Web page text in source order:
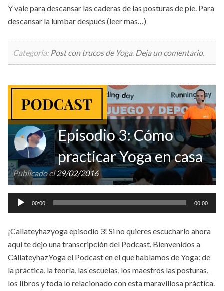
Y vale para descansar las caderas de las posturas de pie. Para
descansar la lumbar después (leer mas…)
Categoria: Post con trucos de Yoga. Deja un comentario.
Episodio 3: Cómo
practicar Yoga en casa
Publicado el29/02/2016
Reproductor
de
00:00 00:00
¡Callateyhazyoga episodio 3! Si no quieres escucharlo ahora
aquí te dejo una transcripción del Podcast. Bienvenidos a
CállateyhazYoga el Podcast en el que hablamos de Yoga: de
la práctica, la teoría, las escuelas, los maestros las posturas,
los libros y toda lo relacionado con esta maravillosa práctica.